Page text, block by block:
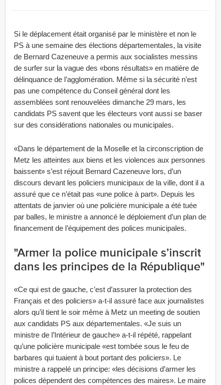
Si le déplacement était organisé par le ministère et non le
PS à une semaine des élections départementales, la visite
de Bernard Cazeneuve a permis aux socialistes messins
de surfer sur la vague des «bons résultats» en matière de
délinquance de l’agglomération. Même si la sécurité n’est
pas une compétence du Conseil général dont les
assemblées sont renouvelées dimanche 29 mars, les
candidats PS savent que les électeurs vont aussi se baser
sur des considérations nationales ou municipales.
«Dans le département de la Moselle et la circonscription de
Metz les atteintes aux biens et les violences aux personnes
baissent» s’est réjouit Bernard Cazeneuve lors, d’un
discours devant les policiers municipaux de la ville, dont il a
assuré que ce n’était pas «une police à part». Depuis les
attentats de janvier où une policière municipale a été tuée
par balles, le ministre a annoncé le déploiement d’un plan de
financement de l’équipement des polices municipales.
"Armer la police municipale s’inscrit
dans les principes de la République"
«Ce qui est de gauche, c’est d’assurer la protection des
Français et des policiers» a-t-il assuré face aux journalistes
alors qu’il tient le soir même à Metz un meeting de soutien
aux candidats PS aux départementales. «Je suis un
ministre de l’Intérieur de gauche» a-t-il répété, rappelant
qu’une policière municipale «est tombée sous le feu de
barbares qui tuaient à bout portant des policiers». Le
ministre a rappelé un principe: «les décisions d’armer les
polices dépendent des compétences des maires». Le maire